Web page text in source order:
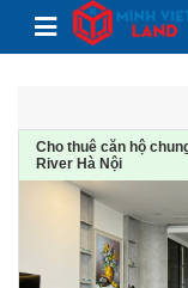
Skip to content
Cho thuê căn hộ
River Hà Nội